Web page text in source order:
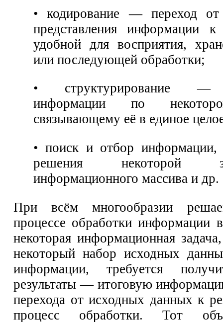
• кодирование — переход
представления информации
удобной для восприятия,
или последующей обработки;
• структурирование —
информации по
связывающему её в единое
• поиск и отбор информации,
решения некоторой
информационного массива и др.
При всём многообразии
процессе обработки информации
некоторая информационная
некоторый набор исходных
информации, требуется
результаты — итоговую
перехода от исходных данных к
процесс обработки. Тот